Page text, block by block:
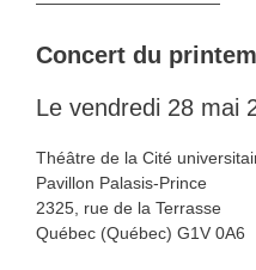
Concert du
Le vendredi 28 mai
Théâtre de la Cité
Pavillon Palasis-Prince
2325, rue de la Terrasse
Québec (Québec) G1V 0A6